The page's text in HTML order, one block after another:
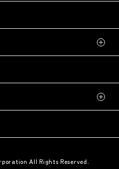
All Rights Reserved.